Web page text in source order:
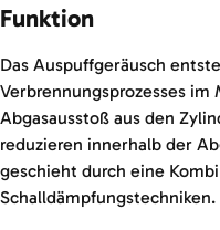
Funktion
Das Auspuffgeräusch
Verbrennungsprozesses
Abgasausstoß aus den
reduzieren innerhalb der
geschieht durch eine
Schalldämpfungstechniken.